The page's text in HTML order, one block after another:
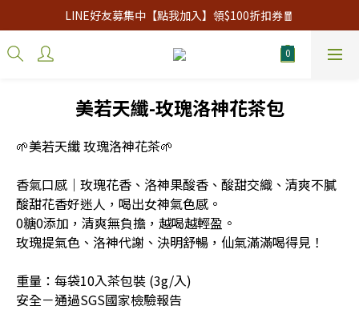
LINE好友募集中【點我加入】領$100折扣券🧧
美若天纖-玫瑰洛神花茶包
🌱美若天纖 玫瑰洛神花茶🌱
香氣口感｜玫瑰花香、洛神果酸香、酸甜交織、清爽不膩
酸甜花香好迷人，喝出女神氣色感。
0糖0添加，清爽無負擔，越喝越輕盈。
玫瑰提氣色、洛神代謝、決明舒暢，仙氣滿滿喝得見！
重量：每袋10入茶包裝 (3g/入)
安全－通過SGS國家檢驗報告